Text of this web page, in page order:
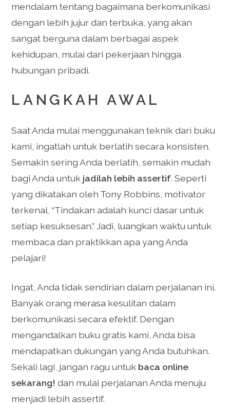
mendalam tentang bagaimana berkomunikasi
dengan lebih jujur dan terbuka, yang akan
sangat berguna dalam berbagai aspek
kehidupan, mulai dari pekerjaan hingga
hubungan pribadi.
LANGKAH AWAL
Saat Anda mulai menggunakan teknik dari buku
kami, ingatlah untuk berlatih secara konsisten.
Semakin sering Anda berlatih, semakin mudah
bagi Anda untuk jadilah lebih assertif. Seperti
yang dikatakan oleh Tony Robbins, motivator
terkenal, “Tindakan adalah kunci dasar untuk
setiap kesuksesan.” Jadi, luangkan waktu untuk
membaca dan praktikkan apa yang Anda
pelajari!
Ingat, Anda tidak sendirian dalam perjalanan ini.
Banyak orang merasa kesulitan dalam
berkomunikasi secara efektif. Dengan
mengandalkan buku gratis kami, Anda bisa
mendapatkan dukungan yang Anda butuhkan.
Sekali lagi, jangan ragu untuk baca online
sekarang! dan mulai perjalanan Anda menuju
menjadi lebih assertif.